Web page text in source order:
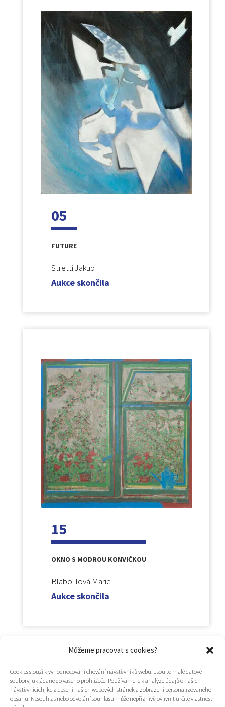
Můžeme pracovat s cookies?
Cookies slouží k vyhodnocování chování návštěvníků webu. Jsou to malé datové
soubory, ukládané do vašeho prohlížeče. Používáme je k analýze údajů o našich
návštěvnících, ke zlepšení našich webových stránek a zobrazení personalizovaného
obsahu. Nesouhlas nebo odvolání souhlasu může nepříznivě ovlivnit určité vlastnosti
05
FUTURE
Stretti Jakub
Aukce skončila
15
OKNO S MODROU KONVIČKOU
Blabolilová Marie
Aukce skončila